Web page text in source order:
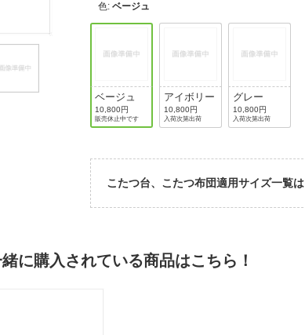
色:ベージュ
ベージュ
10,800円
販売休止中です
アイボリー
10,800円
入荷次第出荷
グレー
10,800円
入荷次第出荷
こたつ台、こたつ布団適用サイズ一覧は
に購入されている商品はこちら！